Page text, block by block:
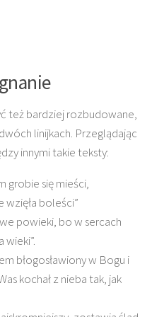
też bardziej rozbudowane,
linijkach. Przeglądając
innymi takie teksty:
grobie się mieści,
wzięła boleści”
powieki, bo w sercach
wieki”.
błogosławiony w Bogu i
kochał z nieba tak, jak